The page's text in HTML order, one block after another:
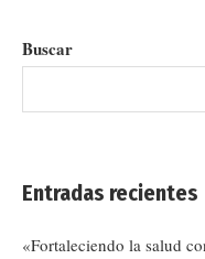
Buscar
Entradas recientes
«Fortaleciendo la salud